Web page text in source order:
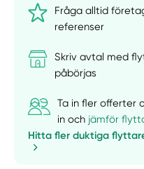
Fråga alltid
referenser
Skriv avtal med
påbörjas
Ta in fler offerter
in och jämför
Hitta fler duktiga